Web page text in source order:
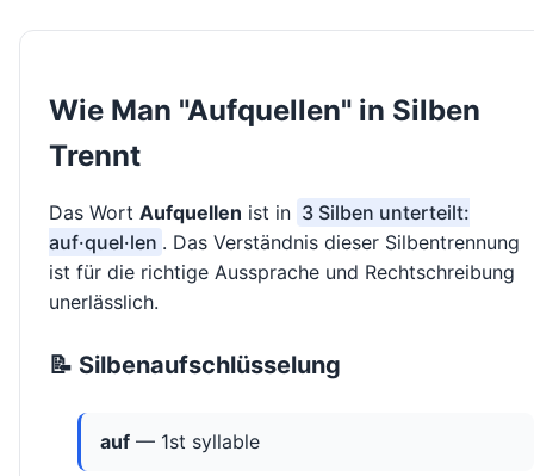
Wie Man "Aufquellen" in Silben
Trennt
Das Wort Aufquellen ist in 3 Silben unterteilt:
auf·quel·len . Das Verständnis dieser Silbentrennung
ist für die richtige Aussprache und Rechtschreibung
unerlässlich.
📝 Silbenaufschlüsselung
auf — 1st syllable